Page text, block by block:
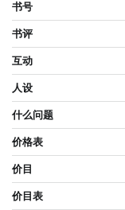
书号
书评
互动
人设
什么问题
价格表
价目
价目表